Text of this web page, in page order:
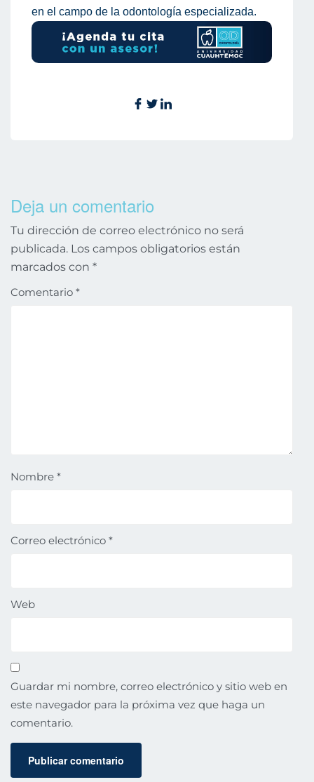
en el campo de la odontología especializada.
Deja un comentario
Tu dirección de correo electrónico no será
publicada. Los campos obligatorios están
marcados con *
Comentario *
Nombre *
Correo electrónico *
Web
Guardar mi nombre, correo electrónico y sitio web en
este navegador para la próxima vez que haga un
comentario.